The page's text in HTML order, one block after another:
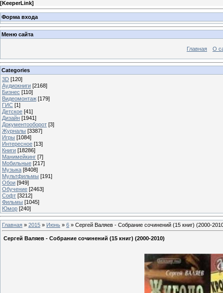
[KeeperLink]
Форма входа
Меню сайта
Главная О
Categories
3D [120]
Аудиокниги [2168]
Бизнес [110]
Видеомонтаж [179]
ГИС [1]
Детское [41]
Дизайн [1941]
Документооборот [3]
Журналы [3387]
Игры [1084]
Интересное [13]
Книги [18286]
Манимейкинг [7]
Мобильные [217]
Музыка [8408]
Мультфильмы [191]
Обои [949]
Обучение [2463]
Софт [3212]
Фильмы [1045]
Юмор [240]
Главная » 2015 » Июнь » 6 » Сергей Валяев - Собрание сочинений (15 книг) (2000-
Сергей Валяев - Собрание сочинений (15 книг) (2000-2010)